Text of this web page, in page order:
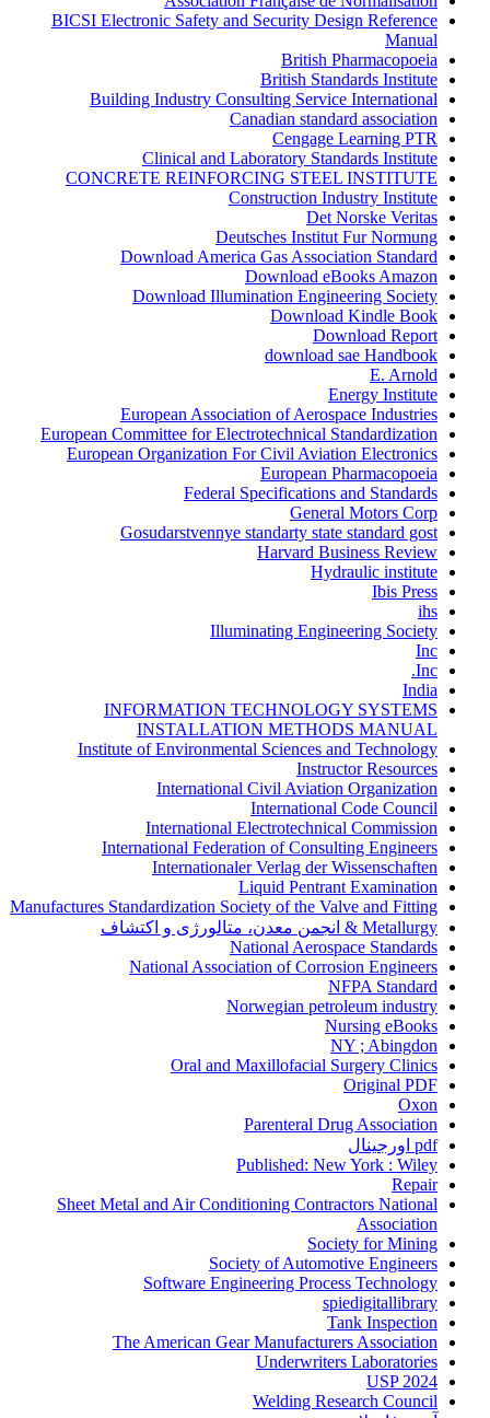
BICSI Electronic Safety and Security Design Reference
Manual
British Pharmacopoeia
British Standards Institute
Building Industry Consulting Service International
Canadian standard association
Cengage Learning PTR
Clinical and Laboratory Standards Institute
CONCRETE REINFORCING STEEL INSTITUTE
Construction Industry Institute
Det Norske Veritas
Deutsches Institut Fur Normung
Download America Gas Association Standard
Download eBooks Amazon
Download Illumination Engineering Society
Download Kindle Book
Download Report
download sae Handbook
E. Arnold
Energy Institute
European Association of Aerospace Industries
European Committee for Electrotechnical Standardization
European Organization For Civil Aviation Electronics
European Pharmacopoeia
Federal Specifications and Standards
General Motors Corp
Gosudarstvennye standarty state standard gost
Harvard Business Review
Hydraulic institute
Ibis Press
ihs
Illuminating Engineering Society
Inc
Inc.
India
INFORMATION TECHNOLOGY SYSTEMS
INSTALLATION METHODS MANUAL
Institute of Environmental Sciences and Technology
Instructor Resources
International Civil Aviation Organization
International Code Council
International Electrotechnical Commission
International Federation of Consulting Engineers
Internationaler Verlag der Wissenschaften
Liquid Pentrant Examination
Manufactures Standardization Society of the Valve and Fitting
Metallurgy & انجمن معدن، متالورژی و اکتشاف
National Aerospace Standards
National Association of Corrosion Engineers
NFPA Standard
Norwegian petroleum industry
Nursing eBooks
NY ; Abingdon
Oral and Maxillofacial Surgery Clinics
Original PDF
Oxon
Parenteral Drug Association
pdf اورجینال
Published: New York : Wiley
Repair
Sheet Metal and Air Conditioning Contractors National
Association
Society for Mining
Society of Automotive Engineers
Software Engineering Process Technology
spiedigitallibrary
Tank Inspection
The American Gear Manufacturers Association
Underwriters Laboratories
USP 2024
Welding Research Council